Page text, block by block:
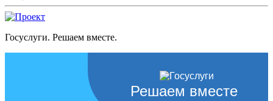
Госуслуги. Решаем вместе.
Решаем вместе